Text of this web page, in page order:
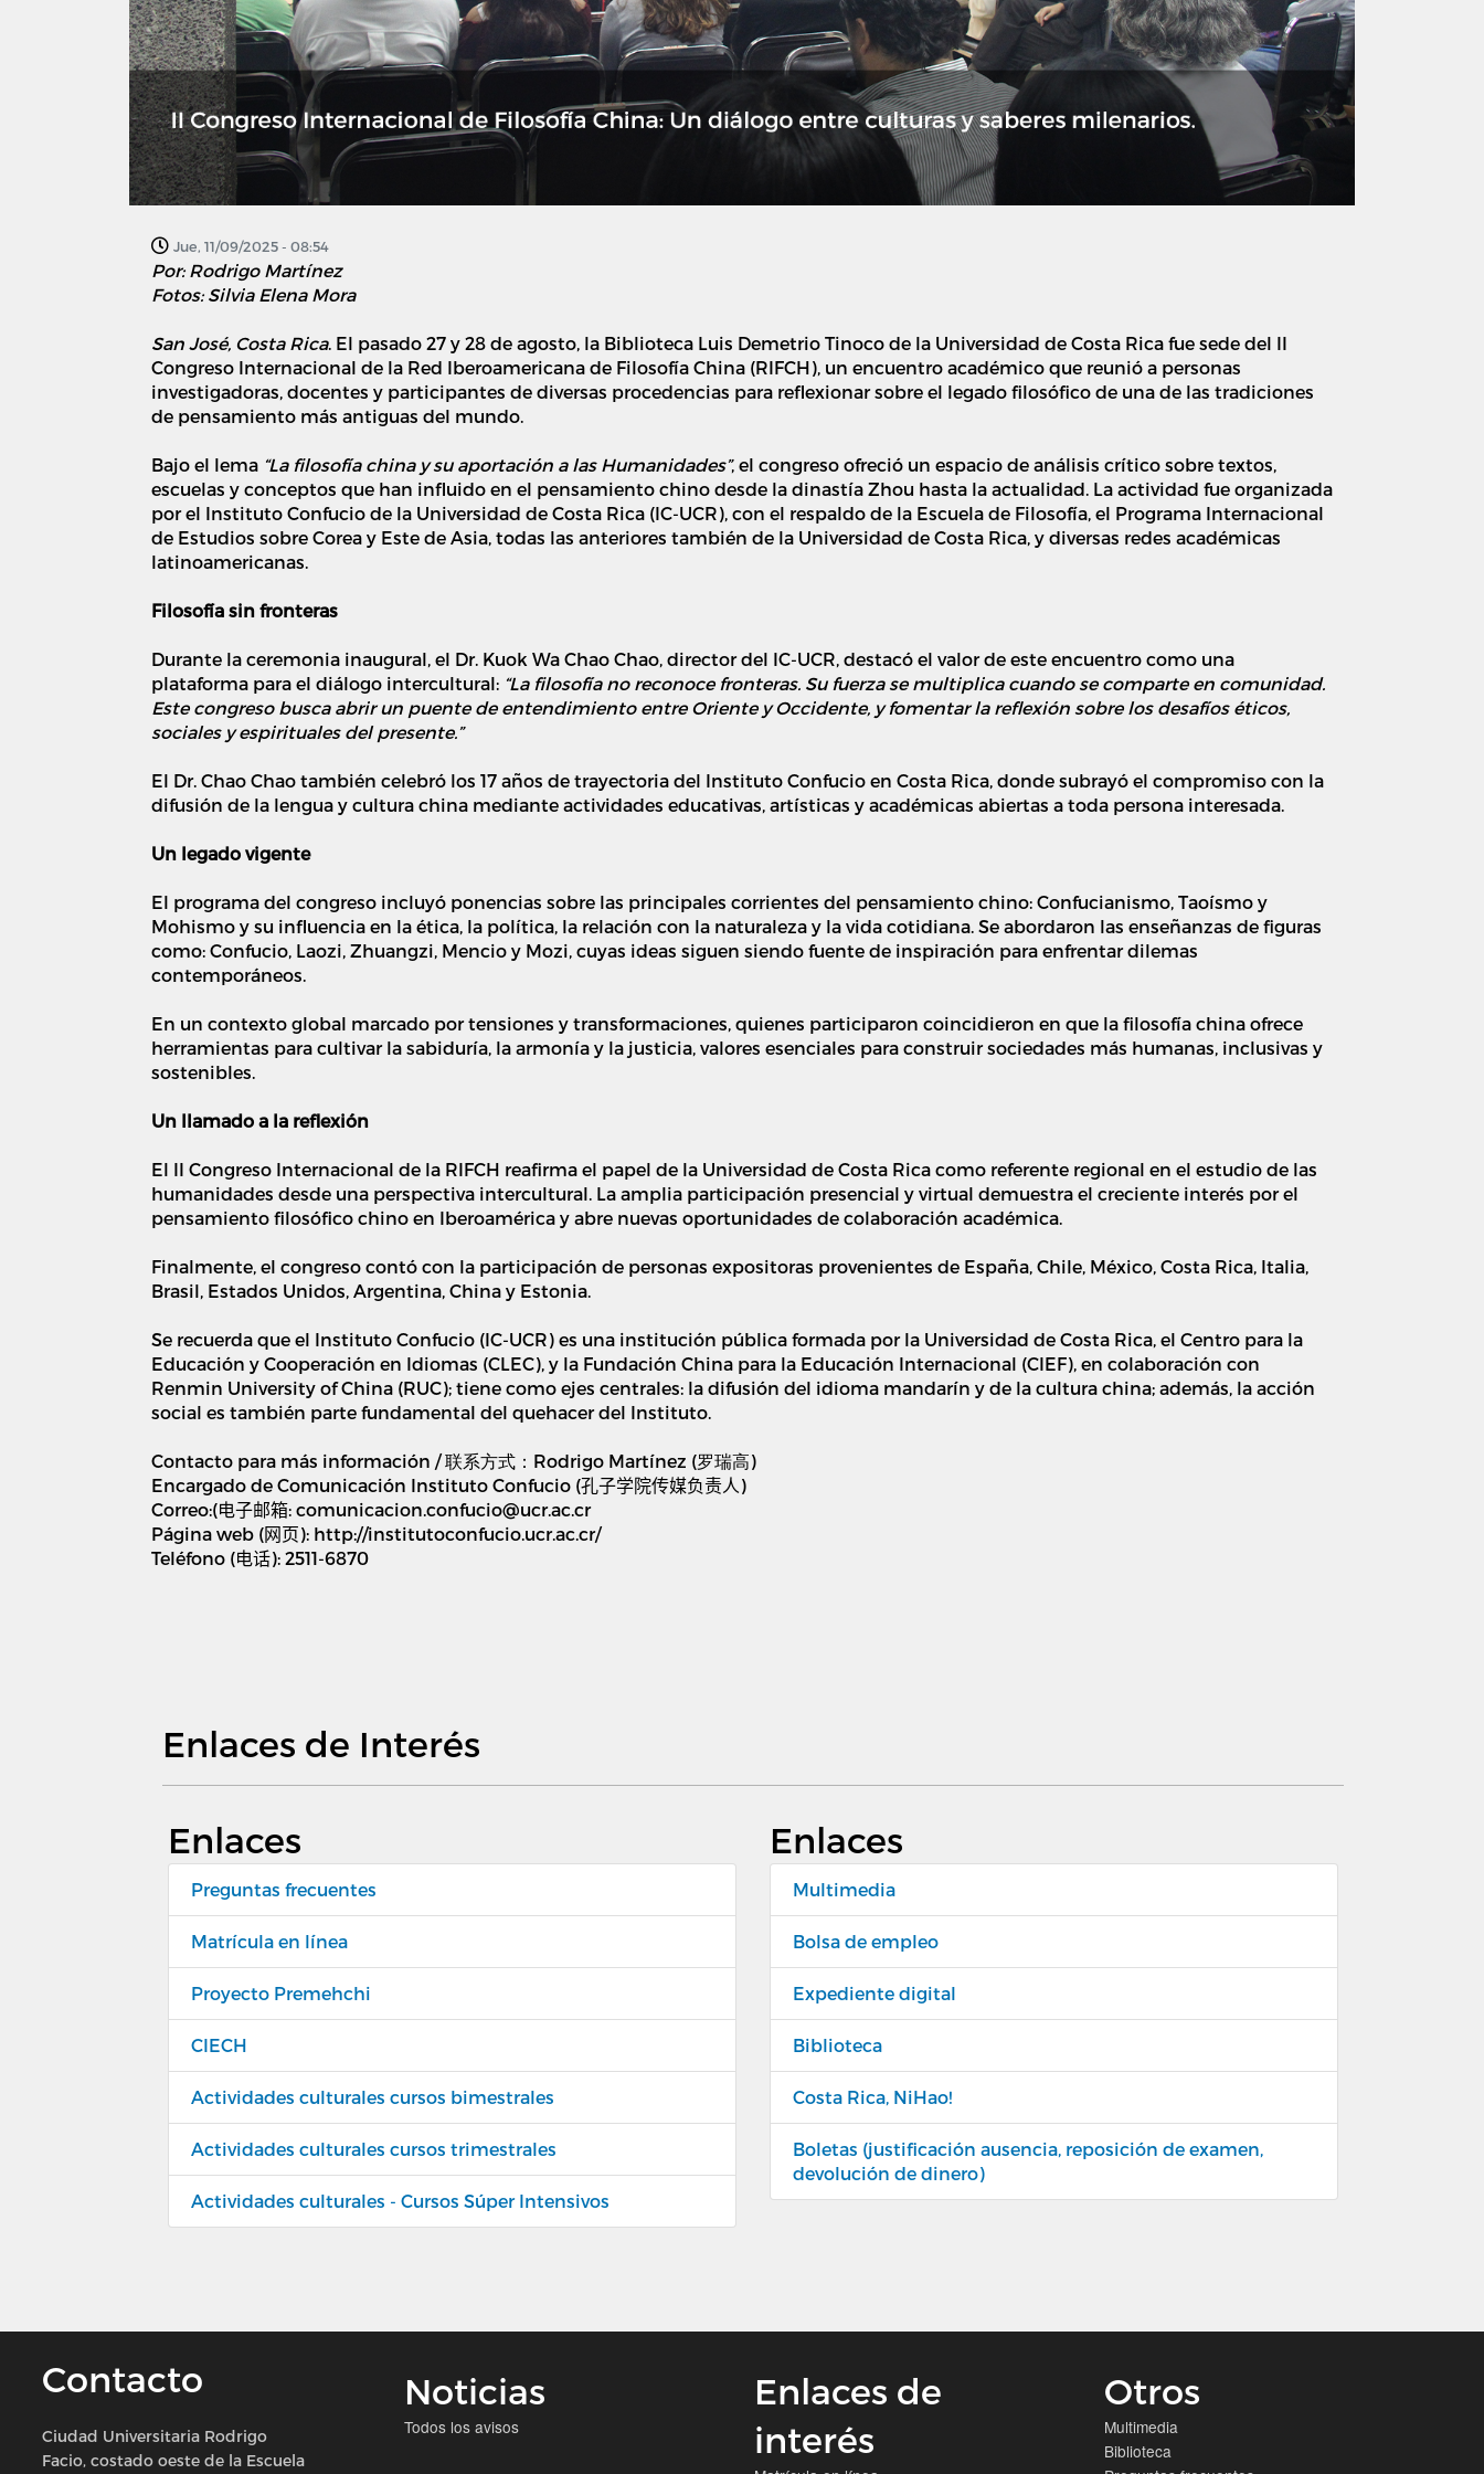
Jue, 11/09/2025 - 08:54
Por: Rodrigo Martínez
Fotos: Silvia Elena Mora
San José, Costa Rica. El pasado 27 y 28 de agosto, la Biblioteca Luis Demetrio Tinoco de la Universidad de Costa Rica fue sede del II
Congreso Internacional de la Red Iberoamericana de Filosofía China (RIFCH), un encuentro académico que reunió a personas
investigadoras, docentes y participantes de diversas procedencias para reflexionar sobre el legado filosófico de una de las tradiciones
de pensamiento más antiguas del mundo.
Bajo el lema “La filosofía china y su aportación a las Humanidades”, el congreso ofreció un espacio de análisis crítico sobre textos,
escuelas y conceptos que han influido en el pensamiento chino desde la dinastía Zhou hasta la actualidad. La actividad fue organizada
por el Instituto Confucio de la Universidad de Costa Rica (IC-UCR), con el respaldo de la Escuela de Filosofía, el Programa Internacional
de Estudios sobre Corea y Este de Asia, todas las anteriores también de la Universidad de Costa Rica, y diversas redes académicas
latinoamericanas.
Filosofía sin fronteras
Durante la ceremonia inaugural, el Dr. Kuok Wa Chao Chao, director del IC-UCR, destacó el valor de este encuentro como una
plataforma para el diálogo intercultural: “La filosofía no reconoce fronteras. Su fuerza se multiplica cuando se comparte en comunidad.
Este congreso busca abrir un puente de entendimiento entre Oriente y Occidente, y fomentar la reflexión sobre los desafíos éticos,
sociales y espirituales del presente.”
El Dr. Chao Chao también celebró los 17 años de trayectoria del Instituto Confucio en Costa Rica, donde subrayó el compromiso con la
difusión de la lengua y cultura china mediante actividades educativas, artísticas y académicas abiertas a toda persona interesada.
Un legado vigente
El programa del congreso incluyó ponencias sobre las principales corrientes del pensamiento chino: Confucianismo, Taoísmo y
Mohismo y su influencia en la ética, la política, la relación con la naturaleza y la vida cotidiana. Se abordaron las enseñanzas de figuras
como: Confucio, Laozi, Zhuangzi, Mencio y Mozi, cuyas ideas siguen siendo fuente de inspiración para enfrentar dilemas
contemporáneos.
En un contexto global marcado por tensiones y transformaciones, quienes participaron coincidieron en que la filosofía china ofrece
herramientas para cultivar la sabiduría, la armonía y la justicia, valores esenciales para construir sociedades más humanas, inclusivas y
sostenibles.
Un llamado a la reflexión
El II Congreso Internacional de la RIFCH reafirma el papel de la Universidad de Costa Rica como referente regional en el estudio de las
humanidades desde una perspectiva intercultural. La amplia participación presencial y virtual demuestra el creciente interés por el
pensamiento filosófico chino en Iberoamérica y abre nuevas oportunidades de colaboración académica.
Finalmente, el congreso contó con la participación de personas expositoras provenientes de España, Chile, México, Costa Rica, Italia,
Brasil, Estados Unidos, Argentina, China y Estonia.
Se recuerda que el Instituto Confucio (IC-UCR) es una institución pública formada por la Universidad de Costa Rica, el Centro para la
Educación y Cooperación en Idiomas (CLEC), y la Fundación China para la Educación Internacional (CIEF), en colaboración con
Renmin University of China (RUC); tiene como ejes centrales: la difusión del idioma mandarín y de la cultura china; además, la acción
social es también parte fundamental del quehacer del Instituto.
Contacto para más información / 联系方式：Rodrigo Martínez (罗瑞高)
Encargado de Comunicación Instituto Confucio (孔子学院传媒负责人 )
Correo:(电子邮箱: comunicacion.confucio@ucr.ac.cr
Página web (网页): http://institutoconfucio.ucr.ac.cr/
Teléfono (电话): 2511-6870
Enlaces de Interés
Enlaces
Preguntas frecuentes
Matrícula en línea
Proyecto Premehchi
CIECH
Actividades culturales cursos bimestrales
Actividades culturales cursos trimestrales
Actividades culturales - Cursos Súper Intensivos
Enlaces
Multimedia
Bolsa de empleo
Expediente digital
Biblioteca
Costa Rica, NiHao!
Boletas (justificación ausencia, reposición de examen,
devolución de dinero)
Contacto
Ciudad Universitaria Rodrigo
Facio, costado oeste de la Escuela
Noticias
Todos los avisos
Enlaces de
interés
Otros
Multimedia
Biblioteca